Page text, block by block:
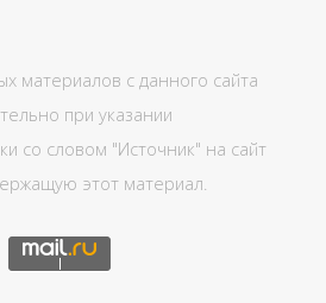
материалов с данного сайта
при указании
со словом "Источник" на сайт
этот материал.